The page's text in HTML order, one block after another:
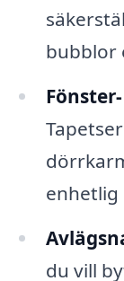
bubblor
enhetlig
du vill